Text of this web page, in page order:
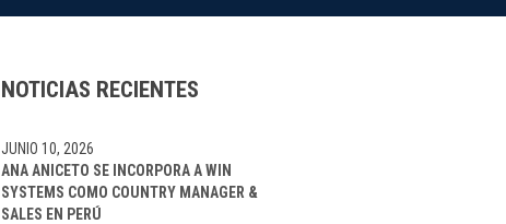
NOTICIAS RECIENTES
ANA ANICETO SE INCORPORA A WIN
SYSTEMS COMO COUNTRY MANAGER &
SALES EN PERÚ
JUNIO 10, 2026